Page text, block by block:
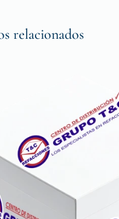
relacionados